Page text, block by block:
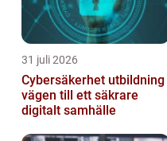
31 juli 2026
Cybersäkerhet utbildning
vägen till ett säkrare
digitalt samhälle